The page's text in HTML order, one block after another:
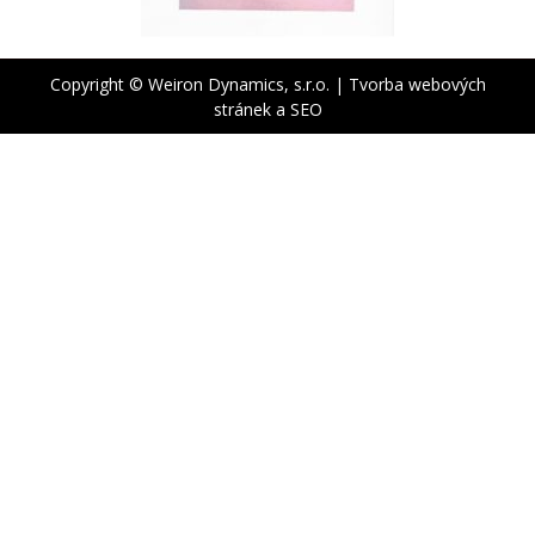
Copyright © Weiron Dynamics, s.r.o. | Tvorba webových
stráneka SEO